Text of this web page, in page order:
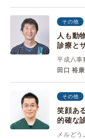
その他
人も動
診療と
平成八事
田口 裕
その他
笑顔あ
的確な
メルどう